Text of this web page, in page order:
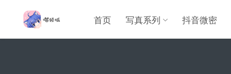
首页 写真系列 抖音微密